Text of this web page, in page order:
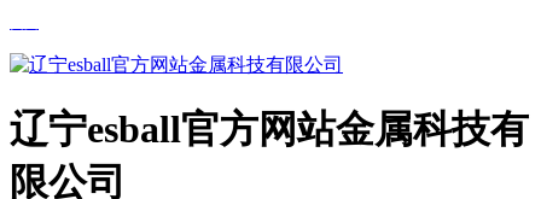
辽宁esball官方网站金属科技有
限公司